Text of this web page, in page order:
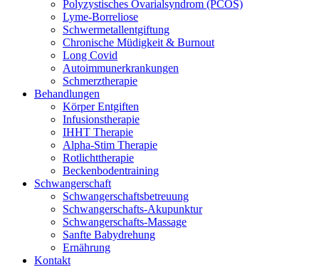
Polyzystisches Ovarialsyndrom (PCOS)
Lyme-Borreliose
Schwermetallentgiftung
Chronische Müdigkeit & Burnout
Long Covid
Autoimmunerkrankungen
Schmerztherapie
Behandlungen
Körper Entgiften
Infusionstherapie
IHHT Therapie
Alpha-Stim Therapie
Rotlichttherapie
Beckenbodentraining
Schwangerschaft
Schwangerschaftsbetreuung
Schwangerschafts-Akupunktur
Schwangerschafts-Massage
Sanfte Babydrehung
Ernährung
Kontakt